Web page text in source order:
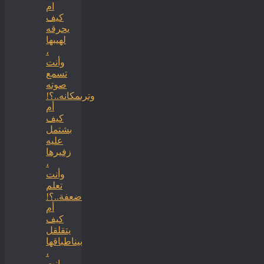
ام
كيف
يحرقه
لهيبها
،
وأنت
تسمع
صوته
وترىمكانه..؟!
أم
كيف
بشتمل
عليه
زفيرها
،
وأنت
تعلم
ضعفة..؟!
أم
كيف
يتقلقل
بيناطباقها
،